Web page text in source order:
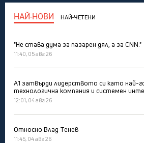
НАЙ-НОВИ НАЙ-ЧЕТЕНИ
"Не става дума за пазарен дял, а за CNN."
11:40, 05 авг 26
А1 затвърди лидерството си като най-
технологична компания и системен
12:01, 04 авг 26
Относно Влад Тенев
11:45, 04 авг 26